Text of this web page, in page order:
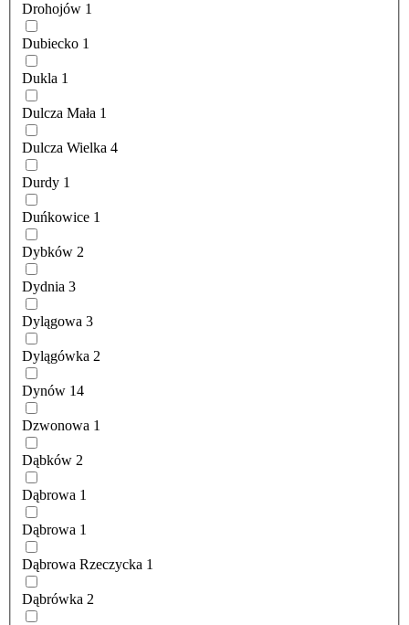
Drohojów 1
Dubiecko 1
Dukla 1
Dulcza Mała 1
Dulcza Wielka 4
Durdy 1
Duńkowice 1
Dybków 2
Dydnia 3
Dylągowa 3
Dylągówka 2
Dynów 14
Dzwonowa 1
Dąbków 2
Dąbrowa 1
Dąbrowa 1
Dąbrowa Rzeczycka 1
Dąbrówka 2